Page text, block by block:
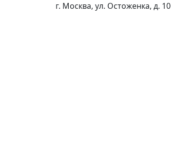
г. Москва, ул. Остоженка, д. 10